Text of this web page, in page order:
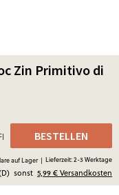
Zin Primitivo di
sonst 5,99 €Versandkosten
BESTELLEN
Lieferzeit: 2-3 Werktage
auf Lager |